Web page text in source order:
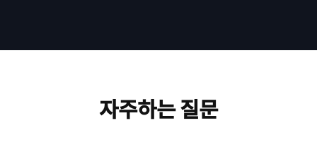
자주하는 질문